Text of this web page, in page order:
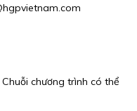
chương trình có thể